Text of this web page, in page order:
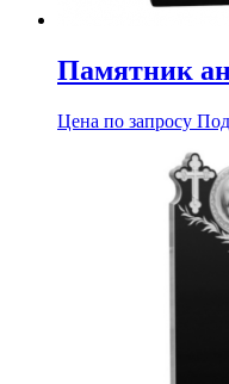
Памятник
Цена по запросу